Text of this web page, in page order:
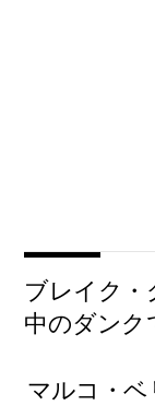
ブレイク
中のダンク
マルコ・